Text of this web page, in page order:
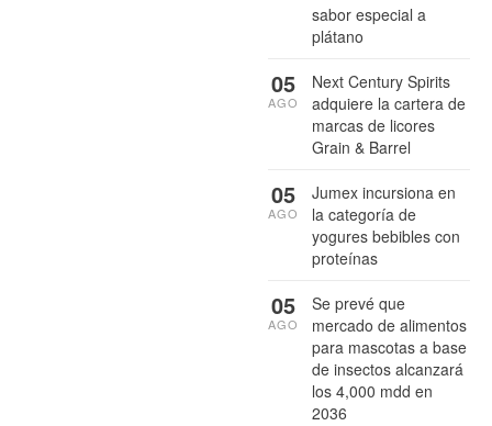
sabor especial a
plátano
Next Century Spirits
adquiere la cartera de
marcas de licores
Grain & Barrel
05
AGO
Jumex incursiona en
la categoría de
yogures bebibles con
proteínas
05
AGO
Se prevé que
mercado de alimentos
para mascotas a base
de insectos alcanzará
los 4,000 mdd en
2036
05
AGO